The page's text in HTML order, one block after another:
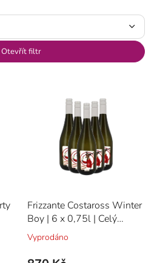
Otevřít filtr
Frizzante Costaross Winter
Boy | 6 x 0,75l | Celý
karton | Serena Wines
Vyprodáno